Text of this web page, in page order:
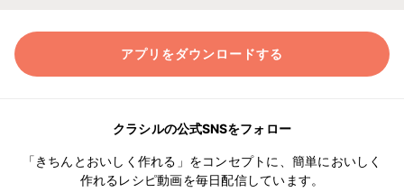
アプリをダウンロードする
クラシルの公式SNSをフォロー
「きちんとおいしく作れる」をコンセプトに、簡単においしく
作れるレシピ動画を毎日配信しています。